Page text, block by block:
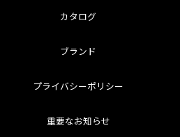
カタログ
ブランド
プライバシーポリシー
重要なお知らせ